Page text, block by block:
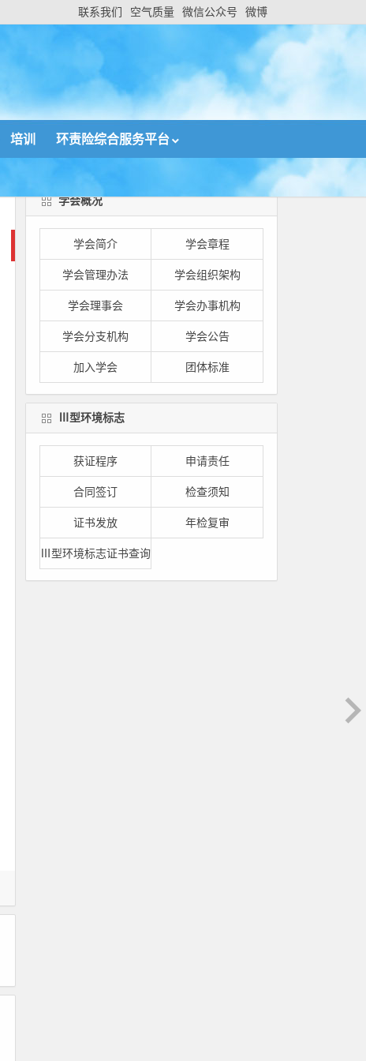
联系我们 空气质量 微信公众号 微博
培训 环责险综合服务平台
学会概况
学会简介 学会章程
学会管理办法 学会组织架构
学会理事会 学会办事机构
学会分支机构 学会公告
加入学会 团体标准
Ⅲ型环境标志
获证程序 申请责任
合同签订 检查须知
证书发放 年检复审
Ⅲ型环境标志证书查询